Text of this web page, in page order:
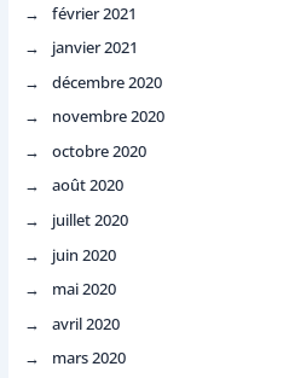
février 2021
janvier 2021
décembre 2020
novembre 2020
octobre 2020
août 2020
juillet 2020
juin 2020
mai 2020
avril 2020
mars 2020